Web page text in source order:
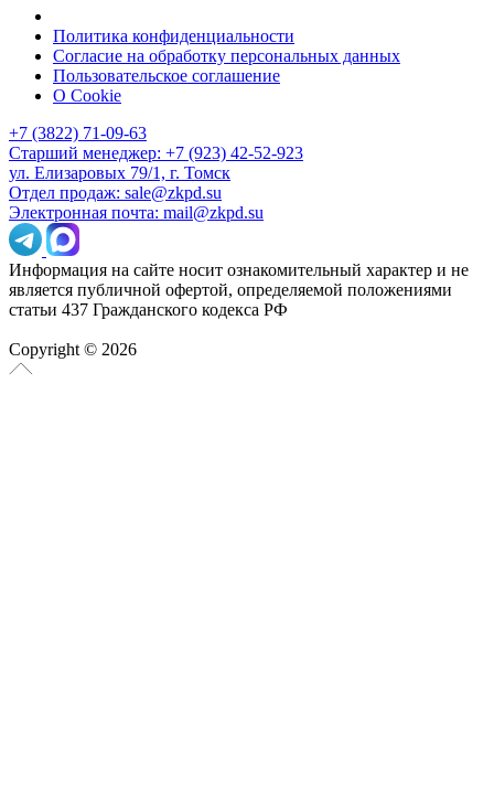
Политика конфиденциальности
Согласие на обработку персональных данных
Пользовательское соглашение
О Cookie
+7 (3822) 71-09-63
Старший менеджер: +7 (923) 42-52-923
ул. Елизаровых 79/1, г. Томск
Отдел продаж: sale@zkpd.su
Электронная почта: mail@zkpd.su
Информация на сайте носит ознакомительный характер и не
является публичной офертой, определяемой положениями
статьи 437 Гражданского кодекса РФ
Copyright © 2026